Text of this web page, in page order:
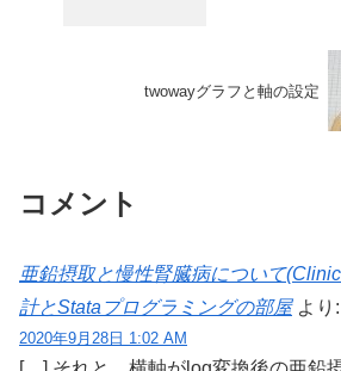
twowayグラフと軸の設定
コメント
亜鉛摂取と慢性腎臓病について
計とStataプログラミングの部屋 より:
2020年9月28日 1:02 AM